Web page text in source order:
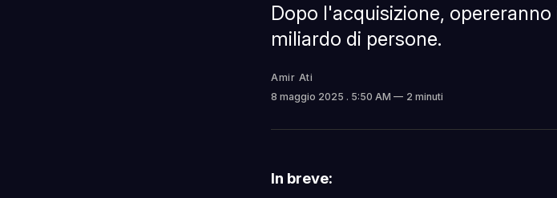
Dopo l'acquisizione, opereranno
miliardo di persone.
Amir Ati
8 maggio 2025 . 5:50 AM 2 minuti
In breve: